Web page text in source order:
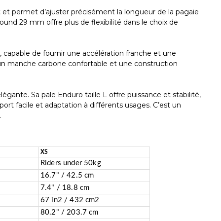
permet d’ajuster précisément la longueur de la pagaie
29 mm offre plus de flexibilité dans le choix de
de fournir une accélération franche et une
manche carbone confortable et une construction
Sa pale Enduro taille L offre puissance et stabilité,
facile et adaptation à différents usages. C’est un
XS
Riders under 50kg
16.7" / 42.5 cm
7.4" / 18.8 cm
67 in2 / 432 cm2
80.2" / 203.7 cm